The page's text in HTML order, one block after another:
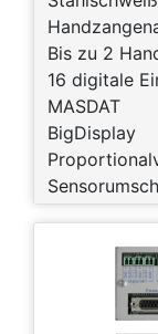
Bis zu 2
16 digitale
MASDAT
BigDisplay